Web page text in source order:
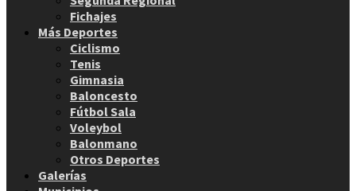
Fichajes
Más Deportes
Ciclismo
Tenis
Gimnasia
Baloncesto
Fútbol Sala
Voleybol
Balonmano
Otros Deportes
Galerías